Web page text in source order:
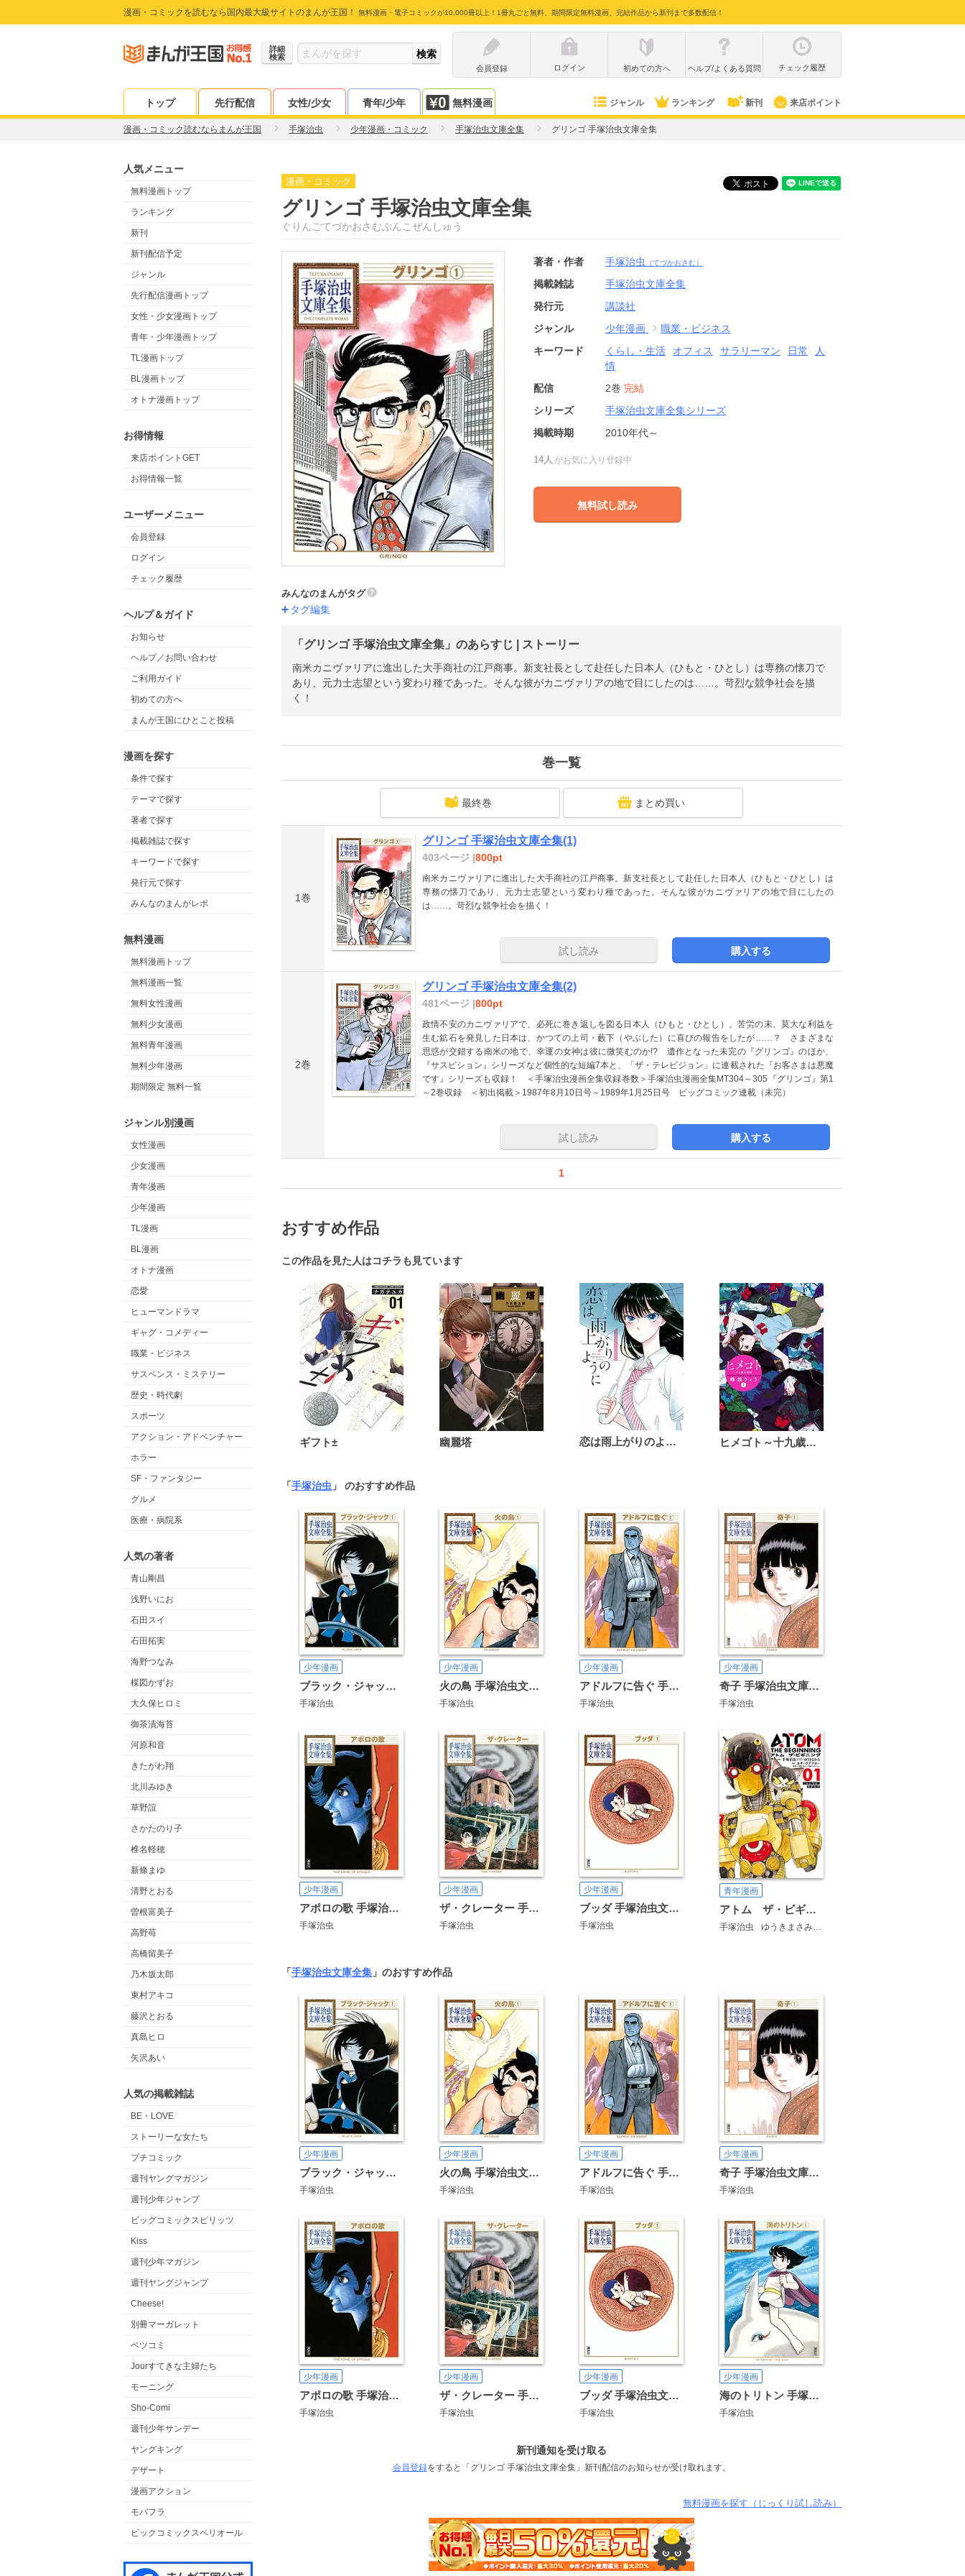
漫画・コミックを読むなら国内最大級サイトのまんが王国！ 無料漫画・電子コミックが10,000冊以上！1冊丸ごと無料、期間限定無料漫画、完結作品から新刊まで多数配信！
詳細
検索
会員登録
ログイン 初めての方へ ヘルプ/よくある質問 チェック履歴
トップ 先行配信 女性/少女 青年/少年 無料漫画 ジャンル ランキング 新刊 来店ポイント
漫画・コミック読むならまんが王国 手塚治虫 少年漫画・コミック 手塚治虫文庫全集 グリンゴ 手塚治虫文庫全集
人気メニュー
無料漫画トップ
ランキング
新刊
新刊配信予定
ジャンル
先行配信漫画トップ
女性・少女漫画トップ
青年・少年漫画トップ
TL漫画トップ
BL漫画トップ
オトナ漫画トップ
お得情報
来店ポイントGET
お得情報一覧
ユーザーメニュー
会員登録
ログイン
チェック履歴
ヘルプ＆ガイド
お知らせ
ヘルプ／お問い合わせ
ご利用ガイド
初めての方へ
まんが王国にひとこと投稿
漫画を探す
条件で探す
テーマで探す
著者で探す
掲載雑誌で探す
キーワードで探す
発行元で探す
みんなのまんがレポ
無料漫画
無料漫画トップ
無料漫画一覧
無料女性漫画
無料少女漫画
無料青年漫画
無料少年漫画
期間限定 無料一覧
ジャンル別漫画
女性漫画
少女漫画
青年漫画
少年漫画
TL漫画
BL漫画
オトナ漫画
恋愛
ヒューマンドラマ
ギャグ・コメディー
職業・ビジネス
サスペンス・ミステリー
歴史・時代劇
スポーツ
アクション・アドベンチャー
ホラー
SF・ファンタジー
グルメ
医療・病院系
人気の著者
青山剛昌
浅野いにお
石田スイ
石田拓実
海野つなみ
楳図かずお
大久保ヒロミ
御茶漬海苔
河原和音
きたがわ翔
北川みゆき
草野誼
さかたのり子
椎名軽穂
新條まゆ
清野とおる
曽根富美子
高野苺
高橋留美子
乃木坂太郎
東村アキコ
藤沢とおる
真島ヒロ
矢沢あい
人気の掲載雑誌
BE・LOVE
ストーリーな女たち
プチコミック
週刊ヤングマガジン
週刊少年ジャンプ
ビッグコミックスピリッツ
Kiss
週刊少年マガジン
週刊ヤングジャンプ
Cheese!
別冊マーガレット
ベツコミ
Jourすてきな主婦たち
モーニング
Sho-Comi
週刊少年サンデー
ヤングキング
デザート
漫画アクション
モバフラ
ビックコミックスペリオール
漫画・コミック
グリンゴ 手塚治虫文庫全集
ぐりんごてづかおさむぶんこぜんしゅう
著者・作者 手塚治虫 （てづかおさむ）
掲載雑誌
手塚治虫文庫全集
発行元
講談社
ジャンル
少年漫画
職業・ビジネス
キーワード
くらし・生活 オフィス サラリーマン 日常
人
情
配信
2巻 完結
シリーズ
手塚治虫文庫全集シリーズ
掲載時期
2010年代～
14人 がお気に入り登録中
無料試し読み
みんなのまんがタグ
タグ編集
「グリンゴ 手塚治虫文庫全集」のあらすじ | ストーリー
南米カニヴァリアに進出した大手商社の江戸商事。新支社長として赴任した日本人（ひもと・ひとし）は専務の懐刀で
あり、元力士志望という変わり種であった。そんな彼がカニヴァリアの地で目にしたのは……。苛烈な競争社会を描
く！
巻一覧
最終巻 まとめ買い
1巻
グリンゴ 手塚治虫文庫全集(1)
403ページ |800pt
南米カニヴァリアに進出した大手商社の江戸商事。新支社長として赴任した日本人（ひもと・ひとし）は
専務の懐刀であり、元力士志望という変わり種であった。そんな彼がカニヴァリアの地で目にしたの
は……。苛烈な競争社会を描く！
試し読み 購入する
2巻
グリンゴ 手塚治虫文庫全集(2)
481ページ |800pt
政情不安のカニヴァリアで、必死に巻き返しを図る日本人（ひもと・ひとし）。苦労の末、莫大な利益を
生む鉱石を発見した日本は、かつての上司・藪下（やぶした）に喜びの報告をしたが……？ さまざまな
思惑が交錯する南米の地で、幸運の女神は彼に微笑むのか!? 遺作となった未完の『グリンゴ』のほか、
『サスピション』シリーズなど個性的な短編7本と、「ザ・テレビジョン」に連載された『お客さまは悪魔
です』シリーズも収録！ ＜手塚治虫漫画全集収録巻数＞手塚治虫漫画全集MT304～305『グリンゴ』第1
～2巻収録 ＜初出掲載＞1987年8月10日号～1989年1月25日号 ビッグコミック連載（未完）
試し読み 購入する
1
おすすめ作品
この作品を見た人はコチラも見ています
ギフト± 幽麗塔 恋は雨上がりのように ヒメゴト～十九歳の制服～
「手塚治虫 」 のおすすめ作品
少年漫画
ブラック・ジャック 手塚治虫文庫全集
手塚治虫
少年漫画
火の鳥 手塚治虫文庫全集
手塚治虫
少年漫画
アドルフに告ぐ 手塚治虫文庫全集
手塚治虫
少年漫画
奇子 手塚治虫文庫全集
手塚治虫
少年漫画
アポロの歌 手塚治虫文庫全集
手塚治虫
少年漫画
ザ・クレーター 手塚治虫文庫全集
手塚治虫
少年漫画
ブッダ 手塚治虫文庫全集
手塚治虫
青年漫画
アトム ザ・ビギニング
手塚治虫 ゆうきまさみ カサハラテツロー
「手塚治虫文庫全集 」のおすすめ作品
少年漫画
ブラック・ジャック 手塚治虫文庫全集
手塚治虫
少年漫画
火の鳥 手塚治虫文庫全集
手塚治虫
少年漫画
アドルフに告ぐ 手塚治虫文庫全集
手塚治虫
少年漫画
奇子 手塚治虫文庫全集
手塚治虫
少年漫画
アポロの歌 手塚治虫文庫全集
手塚治虫
少年漫画
ザ・クレーター 手塚治虫文庫全集
手塚治虫
少年漫画
ブッダ 手塚治虫文庫全集
手塚治虫
少年漫画
海のトリトン 手塚治虫文庫全集
手塚治虫
新刊通知を受け取る
会員登録をすると「グリンゴ 手塚治虫文庫全集」新刊配信のお知らせが受け取れます。
無料漫画を探す（じっくり試し読み）